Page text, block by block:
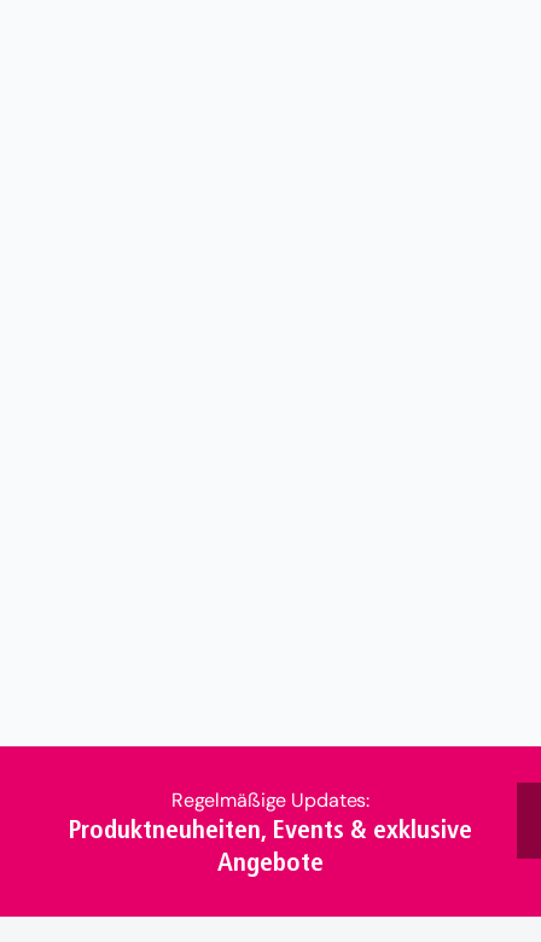
Regelmäßige Updates:
Produktneuheiten, Events & exklusive
Angebote